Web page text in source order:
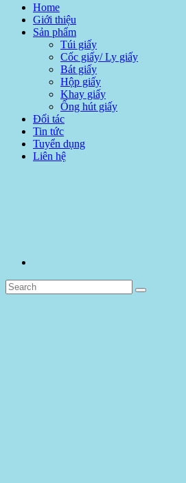
Home
Giới thiệu
Sản phẩm
Túi giấy
Cốc giấy/ Ly giấy
Bát giấy
Hộp giấy
Khay giấy
Ống hút giấy
Đối tác
Tin tức
Tuyển dụng
Liên hệ